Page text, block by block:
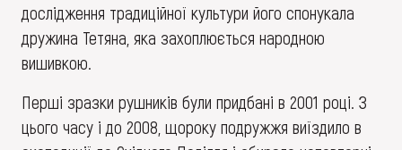
дослідження традиційної культури його спонукала
дружина Тетяна, яка захоплюється народною
вишивкою.
Перші зразки рушників були придбані в 2001 році. З
цього часу і до 2008, щороку подружжя виїздило в